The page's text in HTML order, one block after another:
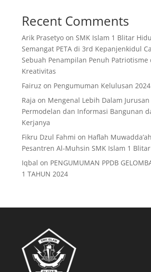
Recent Comments
Arik Prasetyoon SMK Islam 1 Blitar
Semangat PETA di 3rd Kepanjenkidul
Sebuah Penampilan Penuh Patriotisme
Kreativitas
Fairuz on Pengumuman Kelulusan 2024
Raja on Mengenal Lebih Dalam Jurusan
Permodelan dan Informasi Bangunan
Kerjanya
Fikru Dzul Fahmi on Haflah
Pesantren Al-Muhsin SMK Islam 1 Blitar
Iqbal on PENGUMUMAN PPDB
1 TAHUN 2024